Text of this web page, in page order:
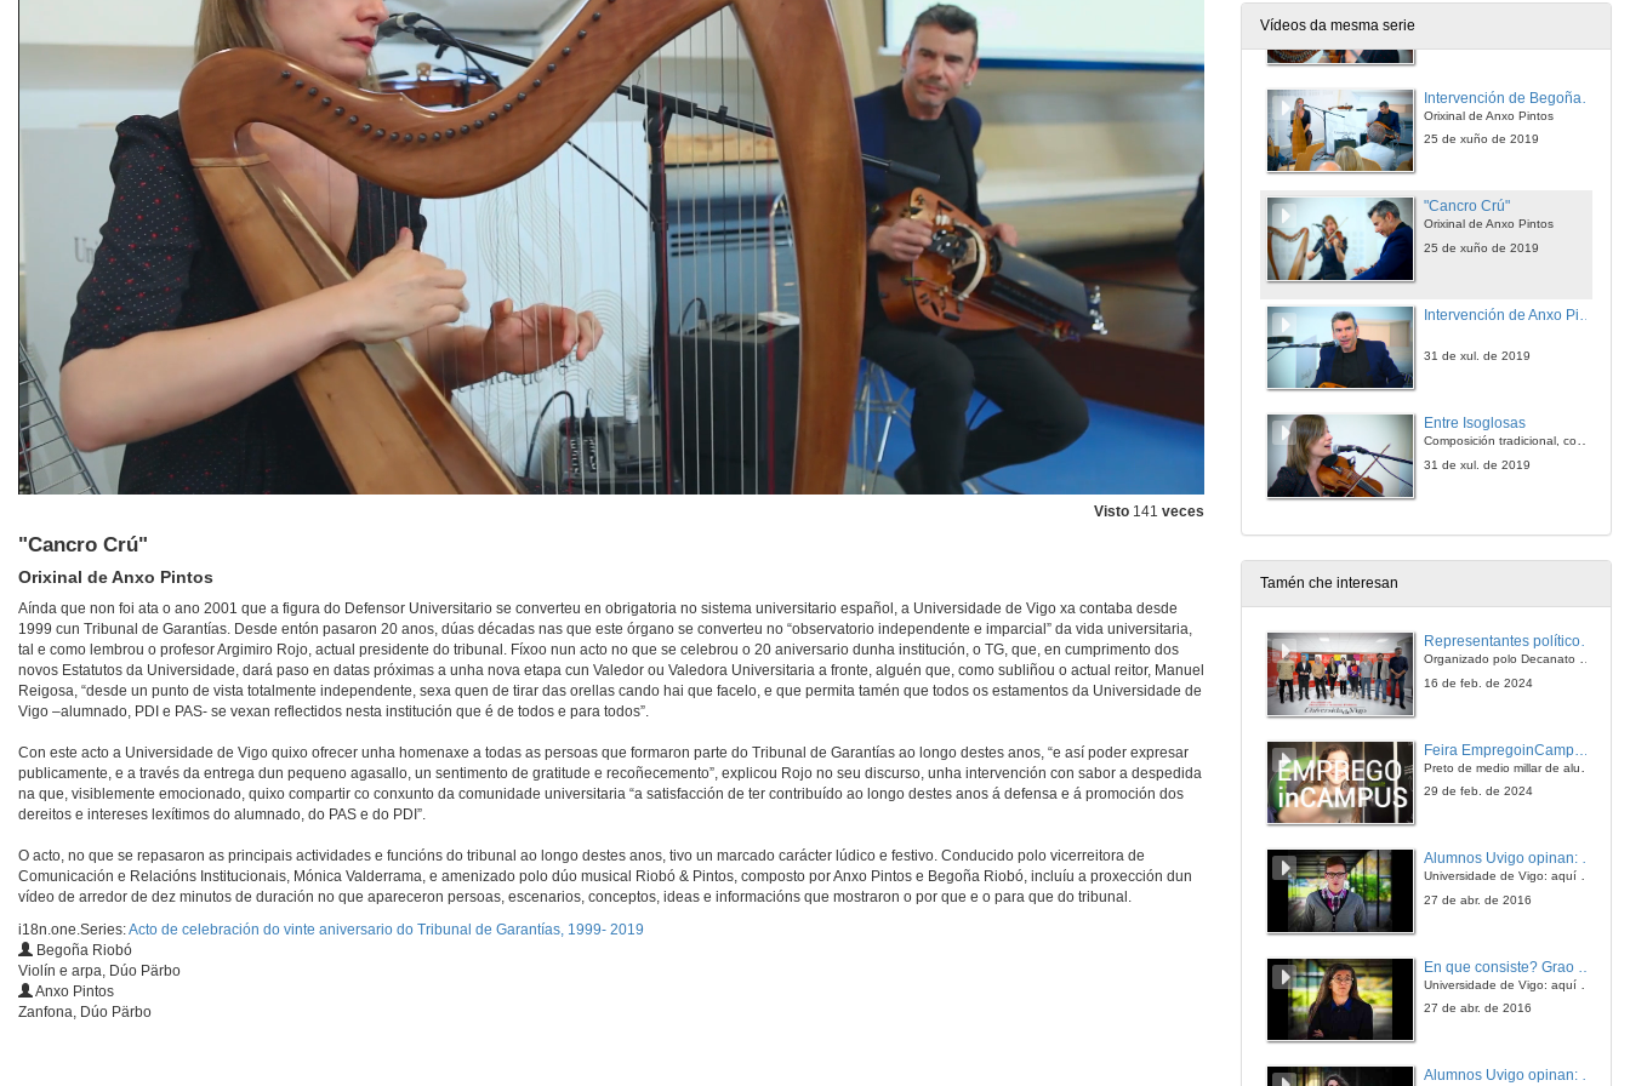
Visto 141 veces
"Cancro Crú"
Orixinal de Anxo Pintos
Aínda que non foi ata o ano 2001 que a figura do Defensor Universitario se converteu en obrigatoria no sistema universitario español, a Universidade de Vigo xa contaba desde
1999 cun Tribunal de Garantías. Desde entón pasaron 20 anos, dúas décadas nas que este órgano se converteu no “observatorio independente e imparcial” da vida universitaria,
tal e como lembrou o profesor Argimiro Rojo, actual presidente do tribunal. Fíxoo nun acto no que se celebrou o 20 aniversario dunha institución, o TG, que, en cumprimento dos
novos Estatutos da Universidade, dará paso en datas próximas a unha nova etapa cun Valedor ou Valedora Universitaria a fronte, alguén que, como subliñou o actual reitor, Manuel
Reigosa, “desde un punto de vista totalmente independente, sexa quen de tirar das orellas cando hai que facelo, e que permita tamén que todos os estamentos da Universidade de
Vigo –alumnado, PDI e PAS- se vexan reflectidos nesta institución que é de todos e para todos”.
Con este acto a Universidade de Vigo quixo ofrecer unha homenaxe a todas as persoas que formaron parte do Tribunal de Garantías ao longo destes anos, “e así poder expresar
publicamente, e a través da entrega dun pequeno agasallo, un sentimento de gratitude e recoñecemento”, explicou Rojo no seu discurso, unha intervención con sabor a despedida
na que, visiblemente emocionado, quixo compartir co conxunto da comunidade universitaria “a satisfacción de ter contribuído ao longo destes anos á defensa e á promoción dos
dereitos e intereses lexítimos do alumnado, do PAS e do PDI”.
O acto, no que se repasaron as principais actividades e funcións do tribunal ao longo destes anos, tivo un marcado carácter lúdico e festivo. Conducido polo vicerreitora de
Comunicación e Relacións Institucionais, Mónica Valderrama, e amenizado polo dúo musical Riobó & Pintos, composto por Anxo Pintos e Begoña Riobó, incluíu a proxección dun
vídeo de arredor de dez minutos de duración no que apareceron persoas, escenarios, conceptos, ideas e informacións que mostraron o por que e o para que do tribunal.
i18n.one.Series:Acto de celebración do vinte aniversario do Tribunal de Garantías, 1999- 2019
Begoña Riobó
Violín e arpa, Dúo Pärbo
Anxo Pintos
Zanfona, Dúo Pärbo
Vídeos da mesma serie
Oxirinal de Nazario González "Moxenas", arreglo de Begoña Riobó e Anxo Pintos
Orixinal de Anxo Pintos
25 de xuño de 2019
"Cancro Crú"
Orixinal de Anxo Pintos
25 de xuño de 2019
31 de xul. de 2019
Entre Isoglosas
Composición tradicional, con arranxos de Begoña Riobó
31 de xul. de 2019
Tamén che interesan
Representantes políticos debaten sobre educación e xuventude no campus de Pontevedra
Organizado polo Decanato e a Delegación de Alumnado de Dirección e Xestión Pública e coa participación de candidatos de PP, BNG, PSOE, Sumar e Podemos
16 de feb. de 2024
Preto de medio millar de alumnas e alumnos buscan coñecer máis de preto as oportunidades que lles achegan as arredor de medio cento de empresas que participan na edición viguesa da feira. Xunto coa visita aos stands, durante a feria desenvólvense varias actividades complementarias, como obradoiros, conversas, mesas redondas ou o pasaporte de empregabilidade, un espazo no que poderán recibir asesoramento sobre o seu CV.
29 de feb. de 2024
Alumnos Uvigo opinan: Grao en Ciencias da Linguaxe e Estudos Literarios
Universidade de Vigo: aquí todo é posible
27 de abr. de 2016
Universidade de Vigo: aquí todo é posible
27 de abr. de 2016
Alumnos Uvigo opinan: Grao en Linguas Estranxeiras